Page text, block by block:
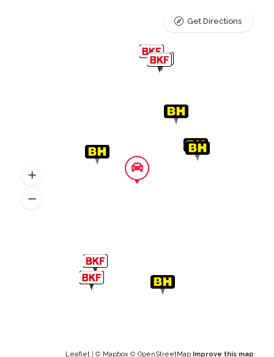
Leaflet | © Mapbox © OpenStreetMap Improve this map
Get Directions